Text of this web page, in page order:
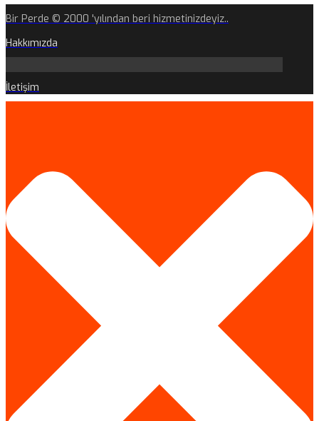
Bir Perde © 2000 'yılından beri hizmetinizdeyiz..
Hakkımızda
İletişim